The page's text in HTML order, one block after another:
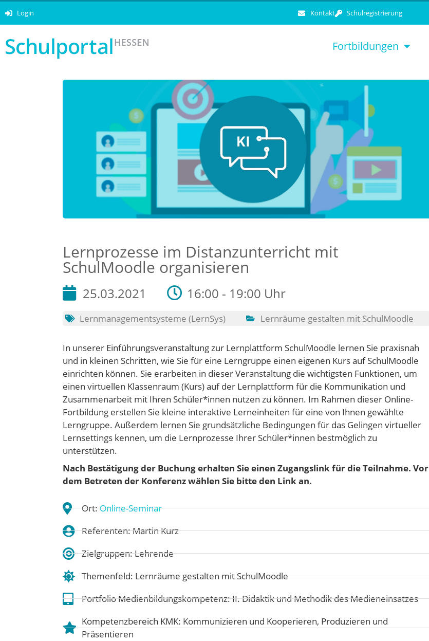
Login Kontakt Schulregistrierung
Fortbildungen
Lernprozesse im Distanzunterricht mit
SchulMoodle organisieren
25.03.2021 16:00 - 19:00 Uhr
Lernmanagementsysteme (LernSys) Lernräume gestalten mit SchulMoodle
In unserer Einführungsveranstaltung zur Lernplattform SchulMoodle lernen Sie praxisnah
und in kleinen Schritten, wie Sie für eine Lerngruppe einen eigenen Kurs auf SchulMoodle
einrichten können. Sie erarbeiten in dieser Veranstaltung die wichtigsten Funktionen, um
einen virtuellen Klassenraum (Kurs) auf der Lernplattform für die Kommunikation und
Zusammenarbeit mit Ihren Schüler*innen nutzen zu können. Im Rahmen dieser Online-
Fortbildung erstellen Sie kleine interaktive Lerneinheiten für eine von Ihnen gewählte
Lerngruppe. Außerdem lernen Sie grundsätzliche Bedingungen für das Gelingen virtueller
Lernsettings kennen, um die Lernprozesse Ihrer Schüler*innen bestmöglich zu
unterstützen.
Nach Bestätigung der Buchung erhalten Sie einen Zugangslink für die Teilnahme. Vor
dem Betreten der Konferenz wählen Sie bitte den Link an.
Ort:Online-Seminar
Referenten: Martin Kurz
Zielgruppen: Lehrende
Themenfeld:Lernräume gestalten mit SchulMoodle
Portfolio Medienbildungskompetenz:II. Didaktik und Methodik des Medieneinsatzes
Kompetenzbereich KMK: Kommunizieren und Kooperieren, Produzieren und
Präsentieren